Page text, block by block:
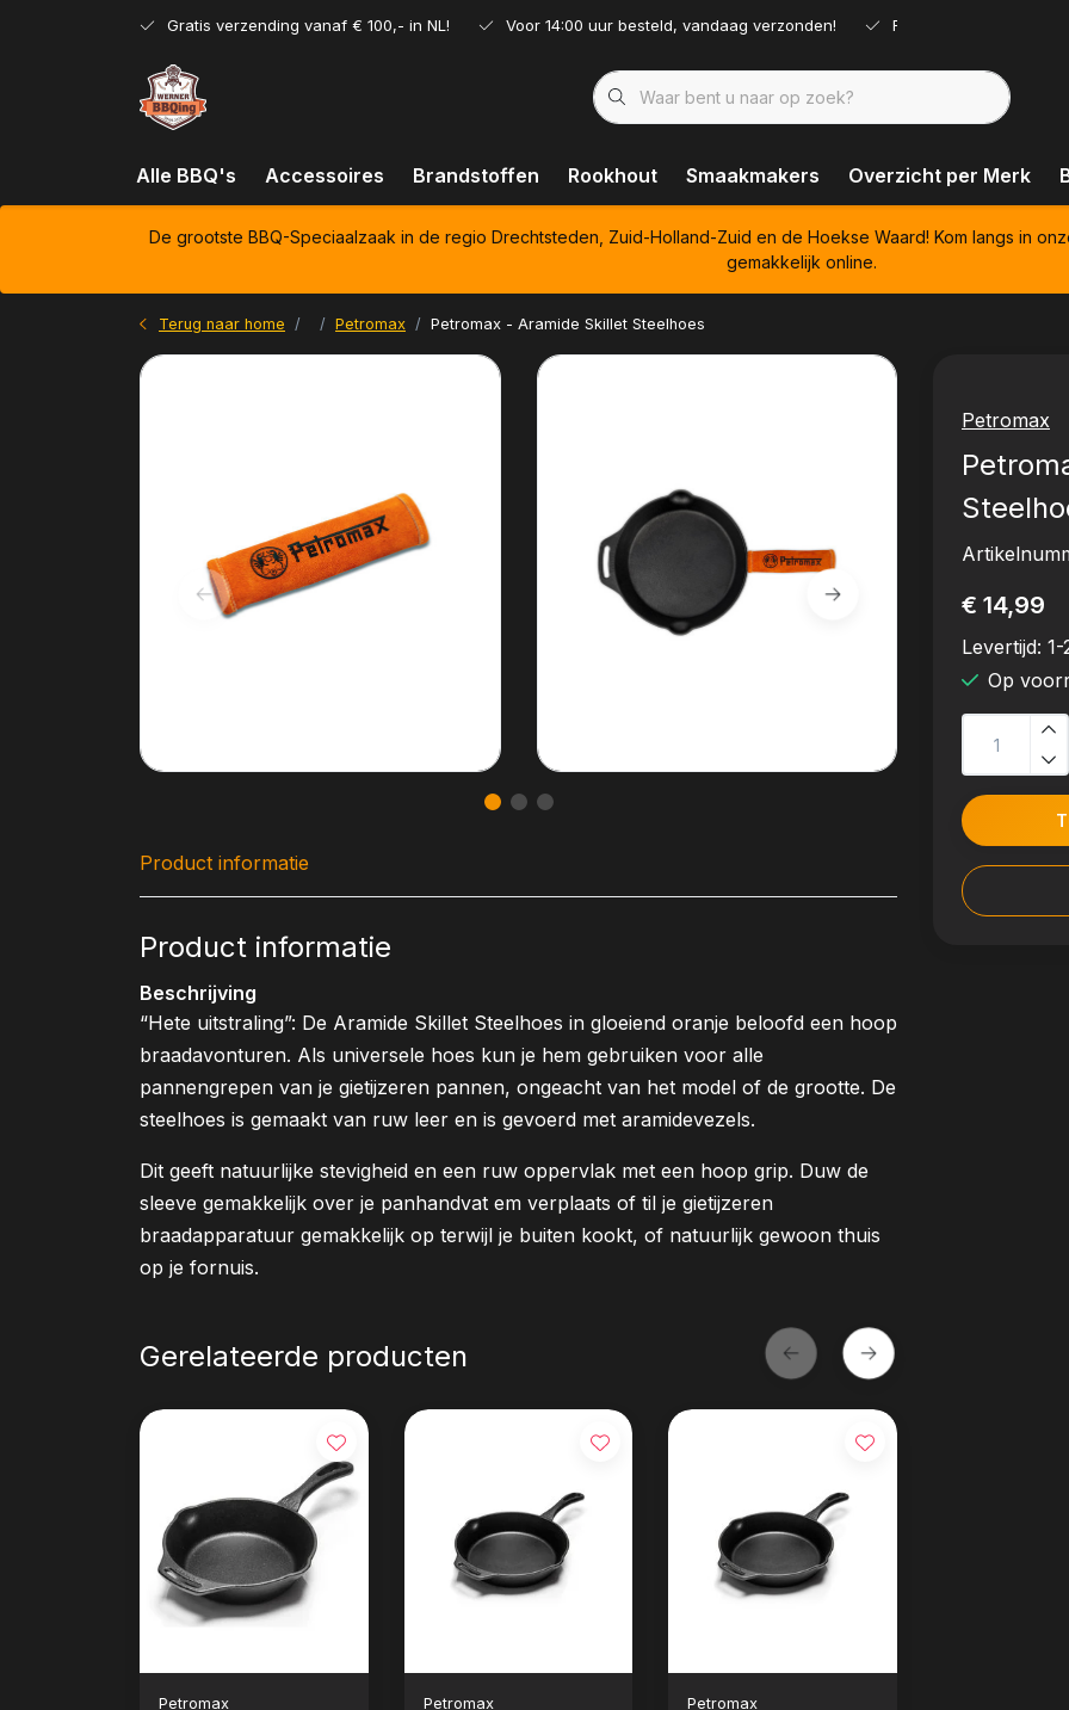
Gratis verzending vanaf € 100,- in NL! Voor 14:00 uur besteld, vandaag verzonden! Ruim assortiment!
Alle BBQ's Accessoires Brandstoffen Rookhout Smaakmakers Overzicht per Merk
De grootste BBQ-Speciaalzaak in de regio Drechtsteden, Zuid-Holland-Zuid en de Hoekse Waard! Kom langs in
gemakkelijk online.
Terug naar home Petromax Petromax - Aramide Skillet Steelhoes
Petromax
€ 14,99
Levertijd:
Op
Product informatie
Product informatie
Beschrijving
“Hete uitstraling”: De Aramide Skillet Steelhoes in gloeiend oranje beloofd een hoop
braadavonturen. Als universele hoes kun je hem gebruiken voor alle
pannengrepen van je gietijzeren pannen, ongeacht van het model of de grootte. De
steelhoes is gemaakt van ruw leer en is gevoerd met aramidevezels.
Dit geeft natuurlijke stevigheid en een ruw oppervlak met een hoop grip. Duw de
sleeve gemakkelijk over je panhandvat em verplaats of til je gietijzeren
braadapparatuur gemakkelijk op terwijl je buiten kookt, of natuurlijk gewoon thuis
op je fornuis.
Gerelateerde producten
Petromax Petromax Petromax